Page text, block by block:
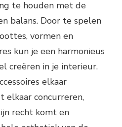
te houden met de
balans. Door te spelen
vormen en
kun je een harmonieus
creëren in je interieur.
elkaar
elkaar concurreren,
recht komt en